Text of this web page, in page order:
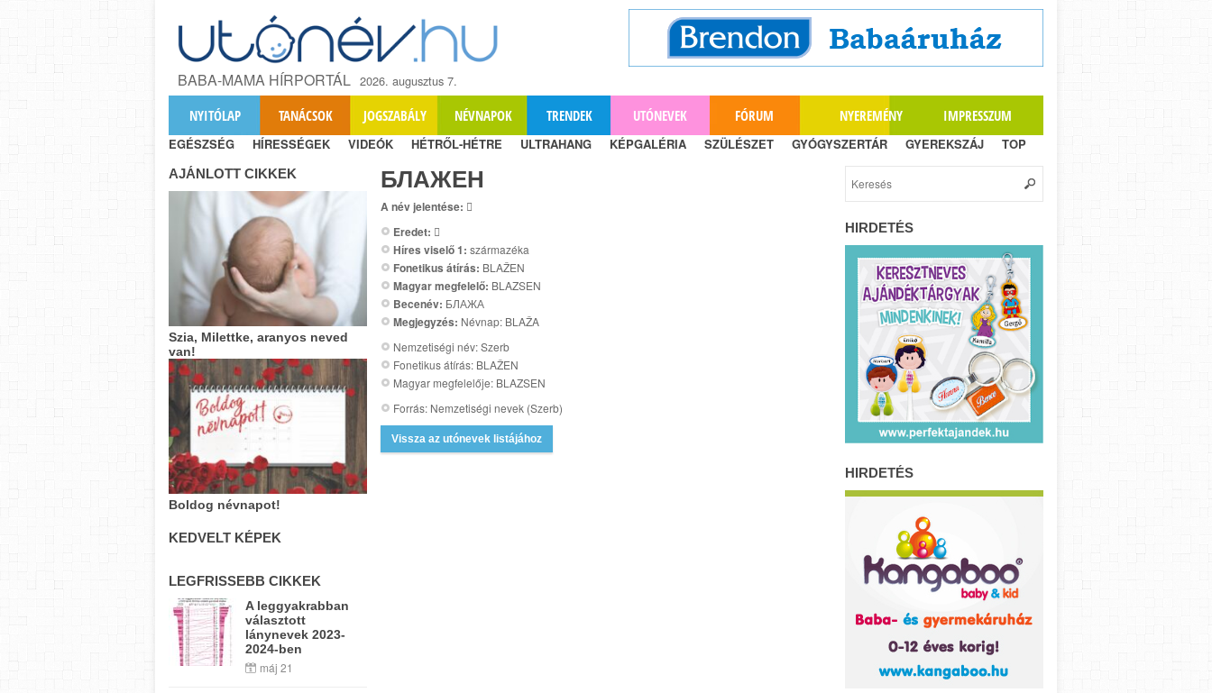
BABA-MAMA HÍRPORTÁL 2026. augusztus 7.
NYITÓLAP TANÁCSOK JOGSZABÁLY NÉVNAPOK TRENDEK UTÓNEVEK FÓRUM NYEREMÉNY IMPRESSZUM
EGÉSZSÉG HÍRESSÉGEK VIDEÓK HÉTRŐL-HÉTRE ULTRAHANG KÉPGALÉRIA SZÜLÉSZET GYÓGYSZERTÁR GYEREKSZÁJ TOP
БЛАЖЕН
A név jelentése: 
Eredet: 
Híres viselő 1: származéka
Fonetikus átírás: BLAŽEN
Magyar megfelelő: BLAZSEN
Becenév: БЛАЖА
Megjegyzés: Névnap: BLAŽA
Nemzetiségi név: Szerb
Fonetikus átírás: BLAŽEN
Magyar megfelelője: BLAZSEN
Forrás: Nemzetiségi nevek (Szerb)
Vissza az utónevek listájához
AJÁNLOTT CIKKEK
Szia, Milettke, aranyos neved
van!
Boldog névnapot!
KEDVELT KÉPEK
LEGFRISSEBB CIKKEK
A leggyakrabban
választott
lánynevek 2023-
2024-ben
máj 21
HIRDETÉS
HIRDETÉS